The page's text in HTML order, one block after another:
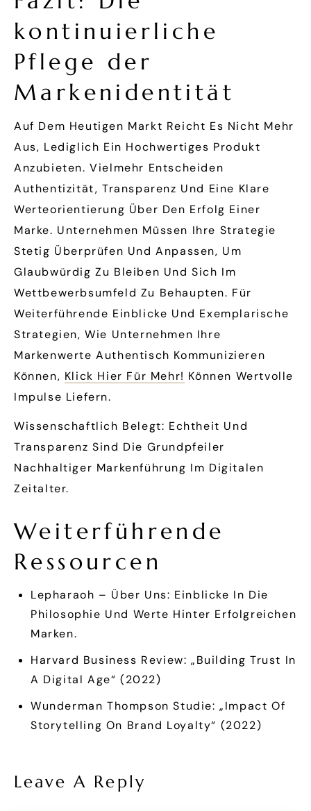
kontinuierliche
Pflege der
Markenidentität
Auf Dem Heutigen Markt Reicht Es Nicht Mehr
Aus, Lediglich Ein Hochwertiges Produkt
Anzubieten. Vielmehr Entscheiden
Authentizität, Transparenz Und Eine Klare
Werteorientierung Über Den Erfolg Einer
Marke. Unternehmen Müssen Ihre Strategie
Stetig Überprüfen Und Anpassen, Um
Glaubwürdig Zu Bleiben Und Sich Im
Wettbewerbsumfeld Zu Behaupten. Für
Weiterführende Einblicke Und Exemplarische
Strategien, Wie Unternehmen Ihre
Markenwerte Authentisch Kommunizieren
Können, Klick Hier Für Mehr! Können Wertvolle
Impulse Liefern.
Wissenschaftlich Belegt: Echtheit Und
Transparenz Sind Die Grundpfeiler
Nachhaltiger Markenführung Im Digitalen
Zeitalter.
Weiterführende
Ressourcen
Lepharaoh – Über Uns: Einblicke In Die
Philosophie Und Werte Hinter Erfolgreichen
Marken.
Harvard Business Review: „Building Trust In
A Digital Age“ (2022)
Wunderman Thompson Studie: „Impact Of
Storytelling On Brand Loyalty“ (2022)
Leave A Reply